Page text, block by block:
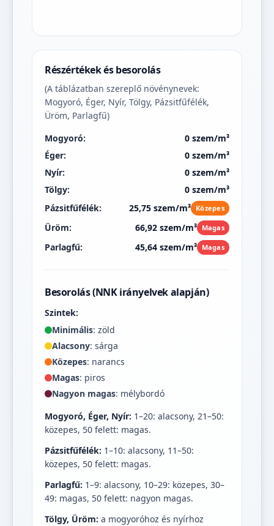
Részértékek és besorolás
(A táblázatban szereplő növénynevek:
Mogyoró, Éger, Nyír, Tölgy, Pázsitfűfélék,
Üröm, Parlagfű)
Mogyoró:
0 szem/m³
Éger:
0 szem/m³
Nyír:
0 szem/m³
Tölgy:
0 szem/m³
Pázsitfűfélék:
25,75 szem/m³ Közepes
Üröm: 66,92 szem/m³ Magas
Parlagfű: 45,64 szem/m³ Magas
Besorolás (NNK irányelvek alapján)
Szintek:
Minimális: zöld
Alacsony: sárga
Közepes: narancs
Magas: piros
Nagyon magas: mélybordó
Mogyoró, Éger, Nyír: 1–20: alacsony, 21–50:
közepes, 50 felett: magas.
Pázsitfűfélék: 1–10: alacsony, 11–50:
közepes, 50 felett: magas.
Parlagfű: 1–9: alacsony, 10–29: közepes, 30–
49: magas, 50 felett: nagyon magas.
Tölgy, Üröm: a mogyoróhoz és nyírhoz